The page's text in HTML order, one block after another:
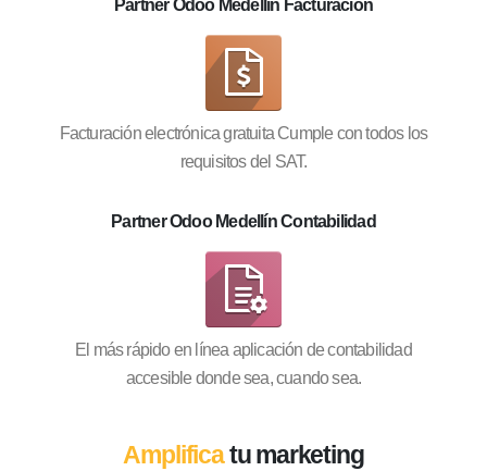
Partner Odoo Medellín Facturación
Facturación electrónica gratuita Cumple con todos los
requisitos del SAT.
Partner Odoo Medellín Contabilidad
El más rápido en línea aplicación de contabilidad
accesible donde sea, cuando sea.
Amplificatu marketing